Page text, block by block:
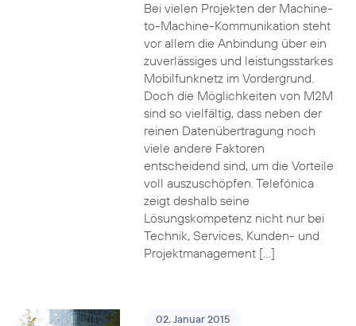
Bei vielen Projekten der Machine-
to-Machine-Kommunikation steht
vor allem die Anbindung über ein
zuverlässiges und leistungsstarkes
Mobilfunknetz im Vordergrund.
Doch die Möglichkeiten von M2M
sind so vielfältig, dass neben der
reinen Datenübertragung noch
viele andere Faktoren
entscheidend sind, um die Vorteile
voll auszuschöpfen. Telefónica
zeigt deshalb seine
Lösungskompetenz nicht nur bei
Technik, Services, Kunden- und
Projektmanagement […]
02. Januar 2015